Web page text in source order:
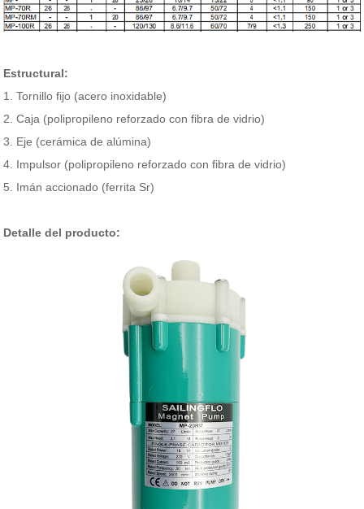
Estructural:
1. Tornillo fijo (acero inoxidable)
2. Caja (polipropileno reforzado con fibra de vidrio)
3. Eje (cerámica de alúmina)
4. Impulsor (polipropileno reforzado con fibra de vidrio)
5. Imán accionado (ferrita Sr)
Detalle del producto: